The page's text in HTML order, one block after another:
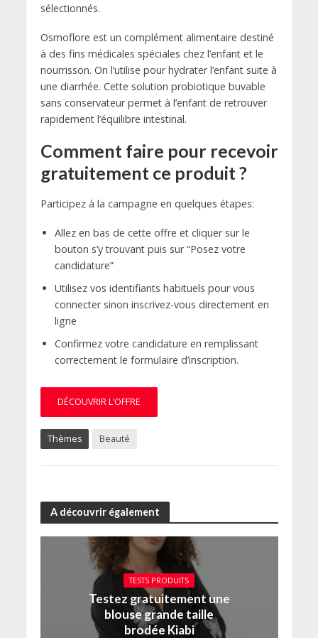
sélectionnés.
Osmoflore est un complément alimentaire destiné
à des fins médicales spéciales chez l’enfant et le
nourrisson. On l’utilise pour hydrater l’enfant suite à
une diarrhée. Cette solution probiotique buvable
sans conservateur permet à l’enfant de retrouver
rapidement l’équilibre intestinal.
Comment faire pour recevoir
gratuitement ce produit ?
Participez à la campagne en quelques étapes:
Allez en bas de cette offre et cliquer sur le
bouton s’y trouvant puis sur “Posez votre
candidature”
Utilisez vos identifiants habituels pour vous
connecter sinon inscrivez-vous directement en
ligne
Confirmez votre candidature en remplissant
correctement le formulaire d’inscription.
DÉCOUVRIR L’OFFRE
Thèmes Beauté
A découvrir également
TESTS PRODUITS
Testez gratuitement une
blouse grande taille
brodée Kiabi